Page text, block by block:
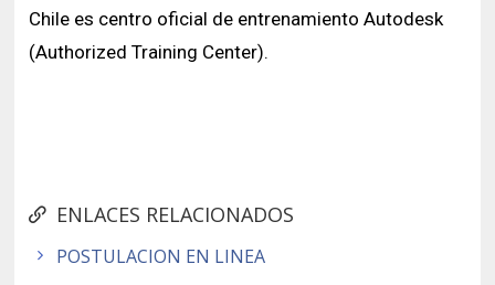
ENLACES RELACIONADOS
POSTULACION EN LINEA
Chile es centro oficial de entrenamiento Autodesk
(Authorized Training Center).